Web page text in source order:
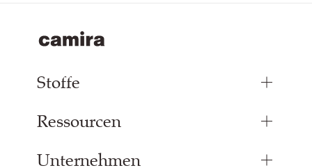
Stoffe
Bezugsstoffe
Ressourcen
Inspiration
Unternehmen